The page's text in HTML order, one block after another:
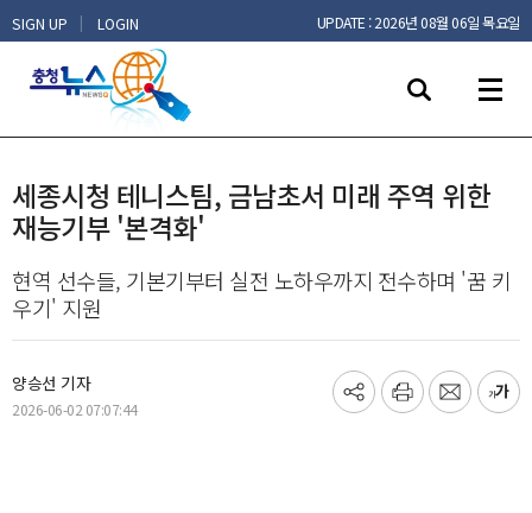
SIGN UP | LOGIN UPDATE : 2026년 08월 06일 목요일
세종시청 테니스팀, 금남초서 미래 주역 위한
재능기부 '본격화'
현역 선수들, 기본기부터 실전 노하우까지 전수하며 '꿈 키
우기' 지원
양승선 기자
2026-06-02 07:07:44
기
프
메
글